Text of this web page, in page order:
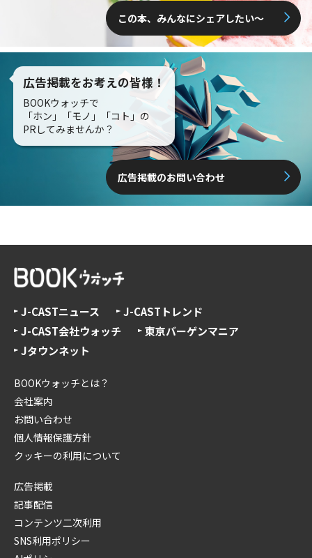
この本、みんなにシェアしたい〜
広告掲載をお考えの皆様！
BOOKウォッチで
「ホン」「モノ」「コト」の
PRしてみませんか？
広告掲載のお問い合わせ
J-CASTニュース
J-CASTトレンド
J-CAST会社ウォッチ
東京バーゲンマニア
Jタウンネット
BOOKウォッチとは？
会社案内
お問い合わせ
個人情報保護方針
クッキーの利用について
広告掲載
記事配信
コンテンツ二次利用
SNS利用ポリシー